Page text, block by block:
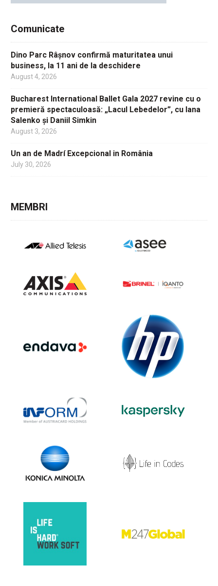
Comunicate
Dino Parc Râșnov confirmă maturitatea unui
business, la 11 ani de la deschidere
August 4, 2026
Bucharest International Ballet Gala 2027 revine cu o
premieră spectaculoasă: „Lacul Lebedelor”, cu Iana
Salenko și Daniil Simkin
August 3, 2026
Un an de Madrí Excepcional in România
July 30, 2026
MEMBRI